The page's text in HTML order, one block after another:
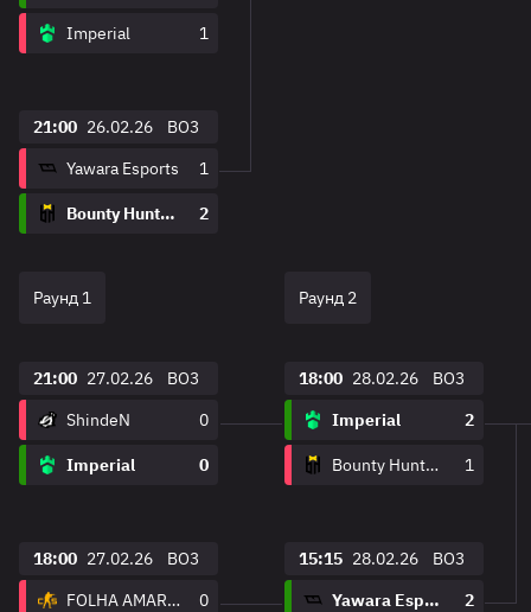
Imperial 1
21:00 26.02.26
BO3
Yawara Esports
1
Bounty Hunters Esports 2
Раунд 1
21:00 27.02.26
BO3
ShindeN
0
Imperial 0
18:00 27.02.26
BO3
FOLHA AMARELA
0
Раунд 2
18:00 28.02.26
BO3
Imperial
2
Bounty Hunters Esports 1
15:15 28.02.26
BO3
Yawara Esports
2